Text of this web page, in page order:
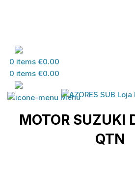
0 items €0.00
0 items €0.00
Menu
MOTOR SUZUKI
QTN